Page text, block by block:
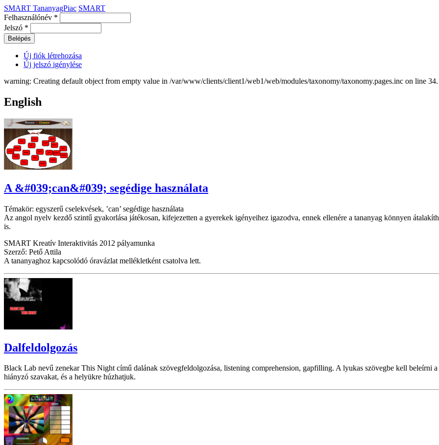
SMART TananyagPiac SMART
Felhasználónév *
Jelszó *
Új fiók létrehozása
Új jelszó igénylése
warning: Creating default object from empty value in /var/www/clients/client1/web1/web/modules/taxonomy/taxonomy.pages.inc on line 34.
English
A &#039;can&#039; segédige használata
Témakör: egyszerű cselekvések, ’can’ segédige használata
Az angol nyelv kezdő szintű gyakorlása játékosan, kifejezetten a gyerekek igényeihez igazodva, ennek ellenére a tananyag könnyen
is.
SMART Kreatív Interaktivitás 2012 pályamunka
Szerző: Pető Attila
A tananyaghoz kapcsolódó óravázlat mellékletként csatolva lett.
Dalfeldolgozás
Black Lab nevű zenekar This Night című dalának szövegfeldolgozása, listening comprehension, gapfilling. A lyukas szövegbe kell beleírni
hiányzó szavakat, és a helyükre húzhatjuk.